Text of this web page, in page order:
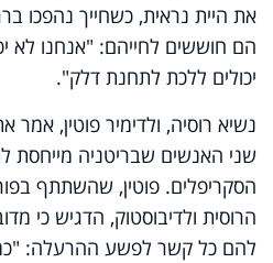
את היית נראית, כשחייך נהפכו
הם חוששים לחייהם: "אנחנו לא
יכולים ללכת לתחנת דלק".
נשיא רוסיה, ולדימיר פוטין, אמר
שני האנשים שבריטניה
הסקריפלים. פוטין, שהשתתף
הרוסית ולדיבוסטוק, הדגיש כי
להם כל קשר לפשע ההרעלה: